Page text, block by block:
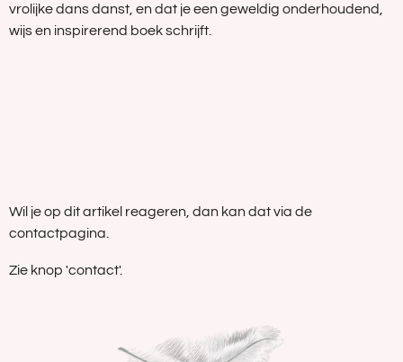
vrolijke dans danst, en dat je een geweldig onderhoudend,
wijs en inspirerend boek schrijft.
Wil je op dit artikel reageren, dan kan dat via de
contactpagina.
Zie knop 'contact'.